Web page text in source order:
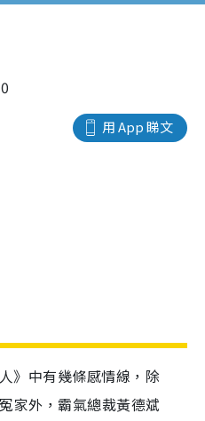
用 App 睇文
》中有幾條感情線，除
家外，霸氣總裁黃德斌